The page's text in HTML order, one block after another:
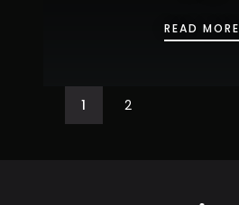
READ MORE
1 2